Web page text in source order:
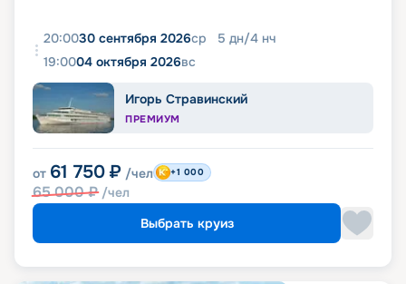
20:0030 сентября 2026ср 5 дн/4 нч
19:0004 октября 2026вс
Игорь Стравинский
ПРЕМИУМ
от 61 750 ₽ /чел
65 000₽ /чел
+1 000
Выбрать круиз